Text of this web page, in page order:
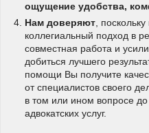
ощущение удобства,
Нам доверяют ,
коллегиальный подход в
совместная работа и
добиться лучшего
помощи Вы получите
от специалистов своего
в том или ином вопросе
адвокатских услуг.